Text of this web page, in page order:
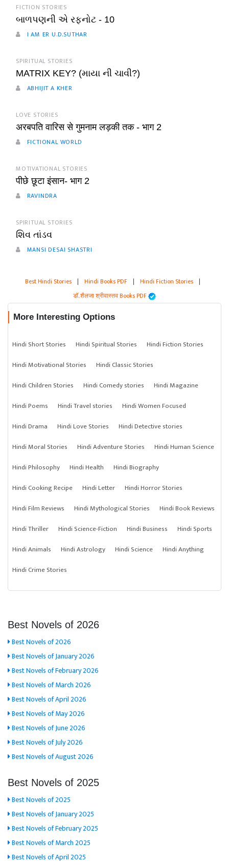
FICTION STORIES
બાળપણની એ રફનોટ - 10
I AM ER U.D.SUTHAR
SPIRITUAL STORIES
MATRIX KEY? (માયા ની ચાવી?)
ABHIJIT A KHER
LOVE STORIES
अरबपति वारिस से गुमनाम लड़की तक - भाग 2
FICTIONAL WORLD
MOTIVATIONAL STORIES
पीछे छूटा इंसान- भाग 2
RAVINDRA
SPIRITUAL STORIES
શિવ તાંડવ
MANSI DESAI SHASTRI
Best Hindi Stories | Hindi Books PDF | Hindi Fiction Stories |
डॉ. शैलजा श्रीवास्तव Books PDF
More Interesting Options
Hindi Short Stories Hindi Spiritual Stories
Hindi Fiction Stories
Hindi Motivational Stories
Hindi Classic Stories
Hindi Children Stories
Hindi Comedy stories
Hindi Magazine
Hindi Poems
Hindi Travel stories
Hindi Women Focused
Hindi Drama
Hindi Love Stories
Hindi Detective stories
Hindi Moral Stories
Hindi Adventure Stories
Hindi Human Science
Hindi Philosophy
Hindi Health
Hindi Biography
Hindi Cooking Recipe
Hindi Letter
Hindi Horror Stories
Hindi Film Reviews
Hindi Mythological Stories
Hindi Book Reviews
Hindi Thriller
Hindi Science-Fiction Hindi Business
Hindi Sports
Hindi Animals
Hindi Astrology Hindi Science
Hindi Anything
Hindi Crime Stories
Best Novels of 2026
Best Novels of 2026
Best Novels of January 2026
Best Novels of February 2026
Best Novels of March 2026
Best Novels of April 2026
Best Novels of May 2026
Best Novels of June 2026
Best Novels of July 2026
Best Novels of August 2026
Best Novels of 2025
Best Novels of 2025
Best Novels of January 2025
Best Novels of February 2025
Best Novels of March 2025
Best Novels of April 2025